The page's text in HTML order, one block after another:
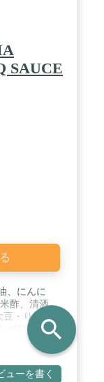
SAUCE
、にんに
酢、清酒、
豆・りんご
1杯18g当た
脂質:0g、
小麦・大
ューを書く
search